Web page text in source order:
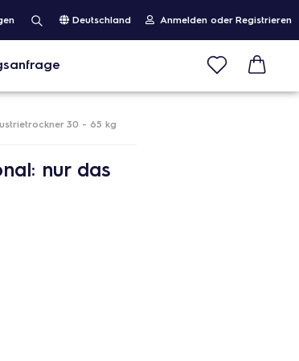
Suche...
Deutschland Anmelden oder Registrieren
30 - 65 kg
nur das